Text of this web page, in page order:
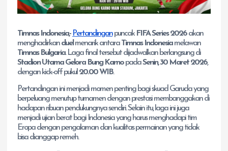
Timnas Indonesia,- Pertandinganpuncak FIFA Series 2026akan
menghadirkanduel menarik antaraTimnas Indonesiamelawan
Timnas Bulgaria. Laga final tersebut dijadwalkan berlangsung di
Stadion Utama Gelora Bung KarnopadaSenin, 30 Maret 2026,
dengan kick-off pukul 20.00 WIB.
Pertandingan ini menjadi momen penting bagi skuad Garuda yang
berpeluang menutup turnamen dengan prestasi membanggakan di
hadapan ribuan pendukungnya sendiri. Selain itu, laga ini juga
menjadi ujian berat bagi Indonesia yang harus menghadapi tim
Eropa dengan pengalaman dan kualitas permainan yang tidak
bisa dianggap remeh.